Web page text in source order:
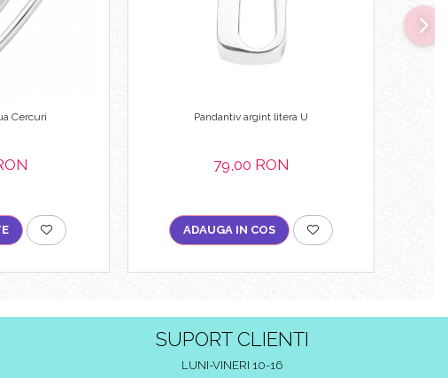
Cercuri Pandantiv argint litera U
79,00 RON
ADAUGA IN COS
SUPORT CLIENTI
LUNI-VINERI 10-16